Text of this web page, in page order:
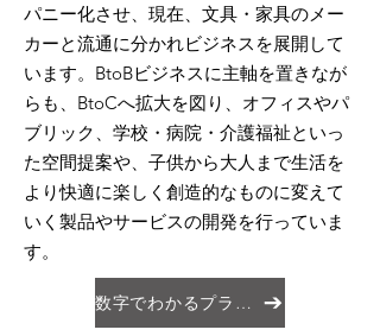
パニー化させ、現在、文具・家具のメー
カーと流通に分かれビジネスを展開して
います。BtoBビジネスに主軸を置きなが
らも、BtoCへ拡大を図り、オフィスやパ
ブリック、学校・病院・介護福祉といっ
た空間提案や、子供から大人まで生活を
より快適に楽しく創造的なものに変えて
いく製品やサービスの開発を行っていま
す。
数字でわかるプラスグループ